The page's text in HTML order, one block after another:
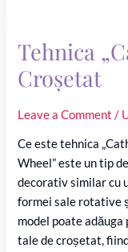
mai
bun
de
a
economisi
pe
produsele
doTERRA
Tehnica
Croșetat
Leave a Comment /
Ce este tehnica
Wheel” este un tip
decorativ similar cu
formei sale rotative
model poate
tale de croșetat,